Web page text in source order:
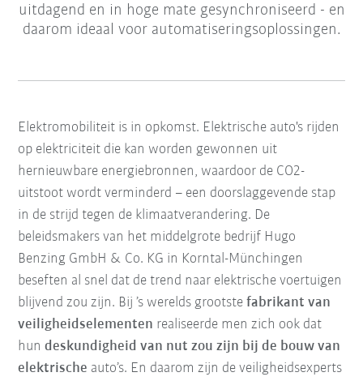
uitdagend en in hoge mate gesynchroniseerd - en
daarom ideaal voor automatiseringsoplossingen.
Elektromobiliteit is in opkomst. Elektrische auto's rijden
op elektriciteit die kan worden gewonnen uit
hernieuwbare energiebronnen, waardoor de CO2-
uitstoot wordt verminderd – een doorslaggevende stap
in de strijd tegen de klimaatverandering. De
beleidsmakers van het middelgrote bedrijf Hugo
Benzing GmbH & Co. KG in Korntal-Münchingen
beseften al snel dat de trend naar elektrische voertuigen
blijvend zou zijn. Bij ’s werelds grootstefabrikant van
veiligheidselementen realiseerde men zich ook dat
hundeskundigheid van nut zou zijn bij de bouw van
elektrische auto’s. En daarom zijn de veiligheidsexperts